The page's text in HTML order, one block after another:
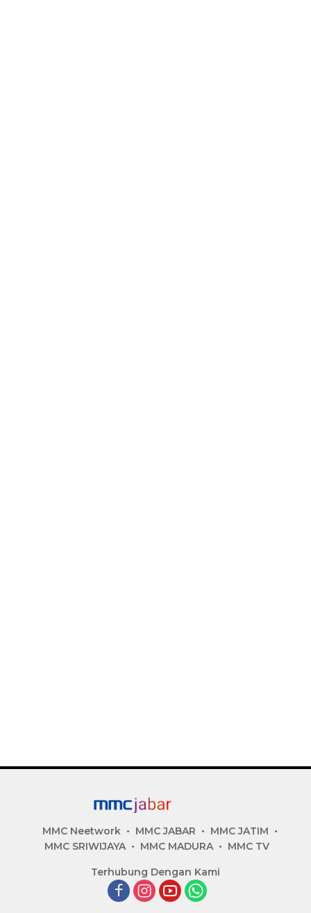
MMC Neetwork MMC JABAR
MMC JATIM
MMC SRIWIJAYA
MMC MADURA MMC TV
Terhubung Dengan Kami